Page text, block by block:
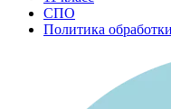
СПО
Политика